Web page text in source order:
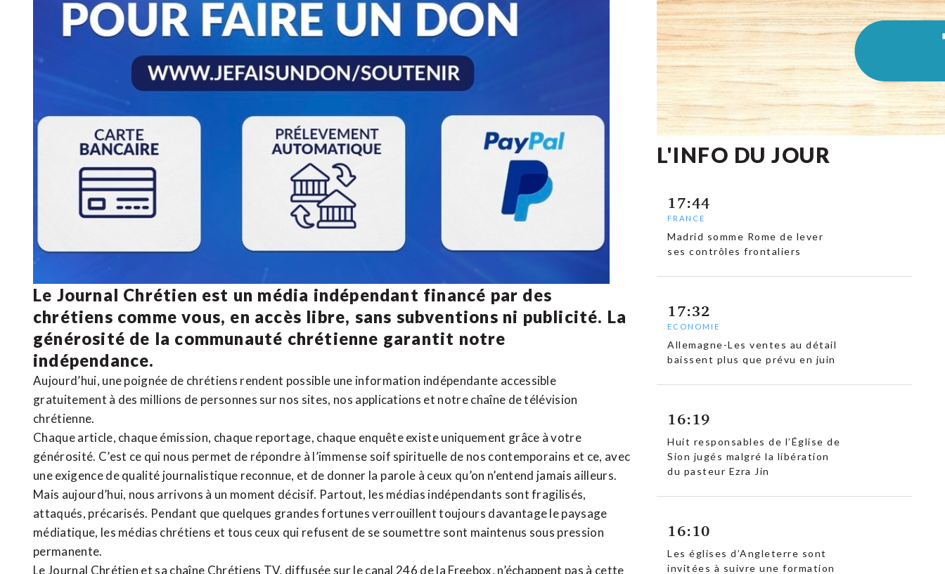
Le Journal Chrétien est un média indépendant financé par des
chrétiens comme vous, en accès libre, sans subventions ni publicité. La
générosité de la communauté chrétienne garantit notre
indépendance.
Aujourd’hui, une poignée de chrétiens rendent possible une information indépendante accessible
gratuitement à des millions de personnes sur nos sites, nos applications et notrechaîne de télévision
chrétienne.
Chaque article, chaque émission, chaque reportage, chaque enquête existe uniquement grâce à votre
générosité. C’est ce qui nous permet de répondre à l’immense soif spirituelle de nos contemporains et ce, avec
une exigence de qualité journalistique reconnue, et de donner la parole à ceux qu’on n’entend jamais ailleurs.
Mais aujourd’hui, nous arrivons à un moment décisif. Partout, les médias indépendants sont fragilisés,
attaqués, précarisés. Pendant que quelques grandes fortunes verrouillent toujours davantage le paysage
médiatique, les médias chrétiens et tous ceux qui refusent de se soumettre sont maintenus sous pression
permanente.
Le Journal Chrétien et sa chaîne Chrétiens TV, diffusée sur le canal 246 de la Freebox, n’échappent pas à cette
L'INFO DU JOUR
17:44
FRANCE
Madrid somme Rome de lever
ses contrôles frontaliers
17:32
ECONOMIE
Allemagne-Les ventes au détail
baissent plus que prévu en juin
16:19
Huit responsables de l’Église de
Sion jugés malgré la libération
du pasteur Ezra Jin
16:10
Les églises d’Angleterre sont
invitées à suivre une formation